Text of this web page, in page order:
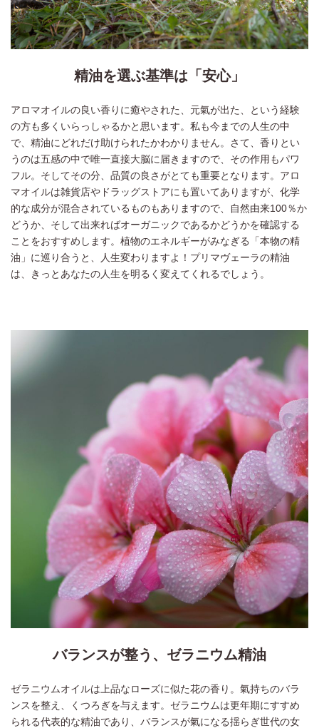
精油を選ぶ基準は「安心」
アロマオイルの良い香りに癒やされた、元氣が出た、という経験
の方も多くいらっしゃるかと思います。私も今までの人生の中
で、精油にどれだけ助けられたかわかりません。さて、香りとい
うのは五感の中で唯一直接大脳に届きますので、その作用もパワ
フル。そしてその分、品質の良さがとても重要となります。アロ
マオイルは雑貨店やドラッグストアにも置いてありますが、化学
的な成分が混合されているものもありますので、自然由来100％か
どうか、そして出来ればオーガニックであるかどうかを確認する
ことをおすすめします。植物のエネルギーがみなぎる「本物の精
油」に巡り合うと、人生変わりますよ！プリマヴェーラの精油
は、きっとあなたの人生を明るく変えてくれるでしょう。
バランスが整う、ゼラニウム精油
ゼラニウムオイルは上品なローズに似た花の香り。氣持ちのバラ
ンスを整え、くつろぎを与えます。ゼラニウムは更年期にすすめ
られる代表的な精油であり、バランスが氣になる揺らぎ世代の女